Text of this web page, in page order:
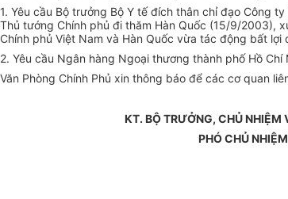
1. Yêu cầu Bộ trưởng Bộ Y tế đích thân chỉ đạo Công
Thủ tướng Chính phủ đi thăm Hàn Quốc (15/9/2003),
Chính phủ Việt Nam và Hàn Quốc vừa tác động bất
2. Yêu cầu Ngân hàng Ngoại thương thành phố Hồ
Văn Phòng Chính Phủ xin thông báo để các cơ quan
KT. BỘ TRƯỞNG, CHỦ NHIỆM
PHÓ CHỦ NHIỆM